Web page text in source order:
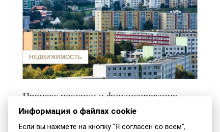
НЕДВИЖИМОСТЬ
Процесс покупки и финансирования
недвижимости в Словакии
Каждая страна характеризируется определенными
Информация о файлах cookie
Если вы нажмете на кнопку "Я согласен со всем",